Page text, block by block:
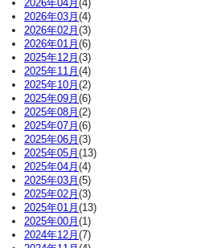
2026年04月(4)
2026年03月(4)
2026年02月(3)
2026年01月(6)
2025年12月(3)
2025年11月(4)
2025年10月(2)
2025年09月(6)
2025年08月(2)
2025年07月(6)
2025年06月(3)
2025年05月(13)
2025年04月(4)
2025年03月(5)
2025年02月(3)
2025年01月(13)
2025年00月(1)
2024年12月(7)